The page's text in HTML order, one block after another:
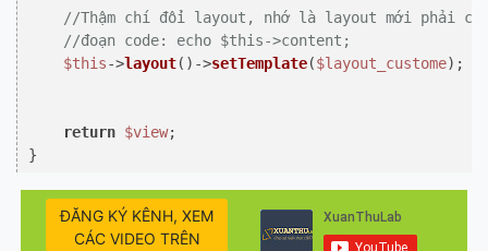
//Thậm chí đổi layout, nhớ là layout mới phải có
//đoạn code: echo $this->content;
$this->layout()->setTemplate($layout_custome);
return $view;
ĐĂNG KÝ KÊNH, XEM
CÁC VIDEO TRÊN